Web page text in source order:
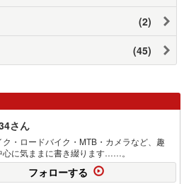
(2)
(45)
さん
ク・ロードバイク・MTB・カメラなど、趣
心に気ままに書き綴ります……。
フォローする